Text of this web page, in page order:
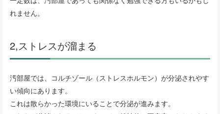
れません。
2,ストレスが溜まる
汚部屋では、コルチゾール（ストレスホルモン）が分泌されやす
い傾向にあります。
これは散らかった環境にいることで分泌が進みます。